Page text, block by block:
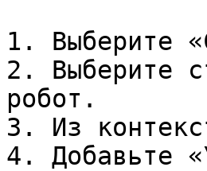
1. Выберите
2. Выберите
робот.
3. Из
4. Добавьте